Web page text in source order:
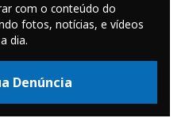
com o conteúdo do
fotos, notícias, e vídeos
dia.
Denúncia